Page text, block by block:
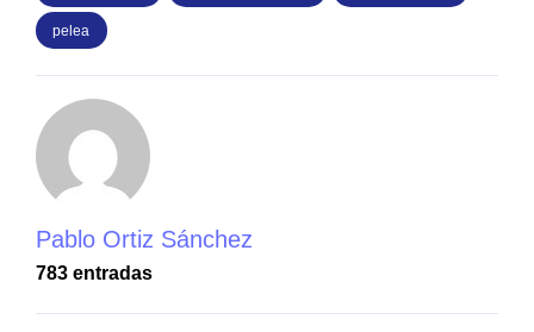
pelea
Pablo Ortiz Sánchez
783 entradas